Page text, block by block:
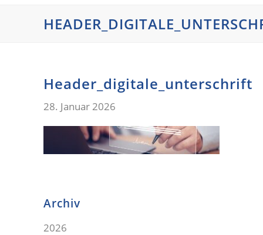
Header_digitale_unterschrift
28. Januar 2026
Archiv
2026